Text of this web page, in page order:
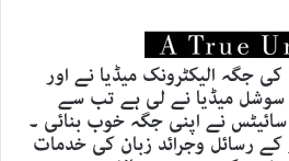
جگہ الیکٹرونک میڈیا نے اور
سوشل میڈیا نے لی ہے تب سے
نے اپنی جگہ خوب بنائی ۔
رسائل وجرائد زبان کی خدمات